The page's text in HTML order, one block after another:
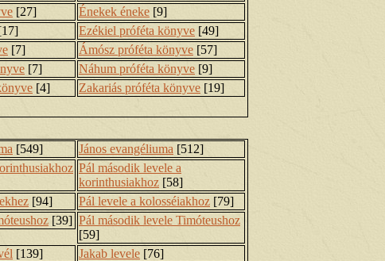
[27] Énekek éneke [9]
Ezékiel próféta könyve [49]
[7] Ámósz próféta könyve [57]
[7] Náhum próféta könyve [9]
[4] Zakariás próféta könyve [19]
[549] János evangéliuma [512]
Pál második levele a
korinthusiakhoz [58]
[94] Pál levele a kolosséiakhoz [79]
[39] Pál második levele Timóteushoz
[59]
[139] Jakab levele [76]